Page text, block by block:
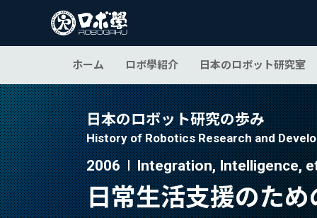
ホーム ロボ學紹介 日本のロボット研究室
日本のロボット研究の歩み
History of Robotics Research and
2006 Integration, Intelligence,
日常生活支援のた